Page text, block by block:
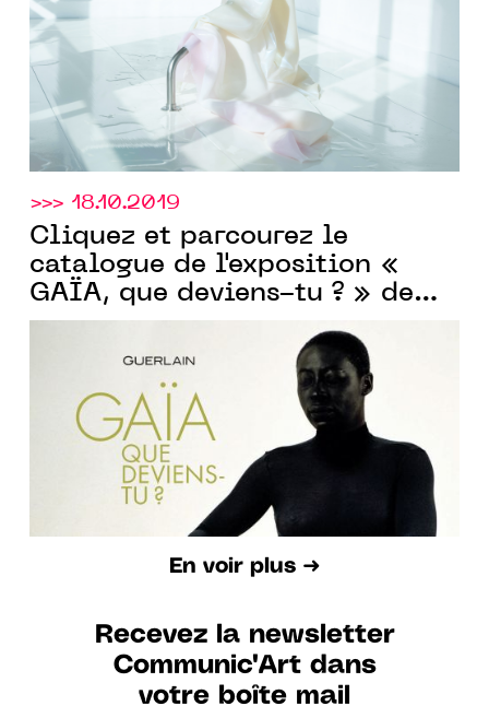
>>> 18.10.2019
Cliquez et parcourez le
catalogue de l'exposition «
GAÏA, que deviens-tu ? » de
Guerlain
En voir plus ➜
Recevez la newsletter
Communic'Art dans
votre boîte mail